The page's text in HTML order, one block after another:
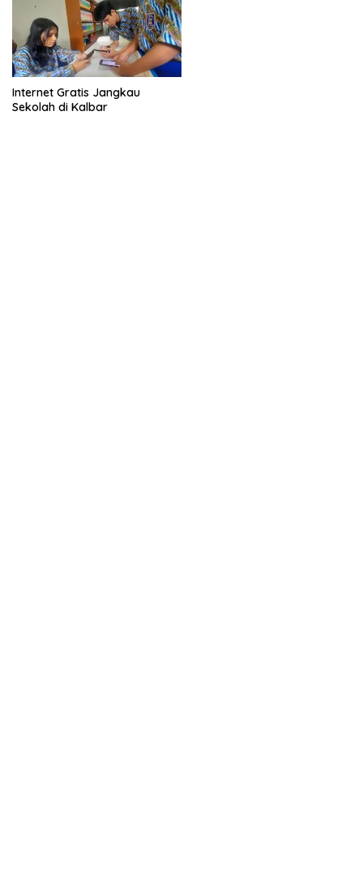
Internet Gratis Jangkau
Sekolah di Kalbar